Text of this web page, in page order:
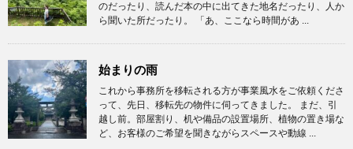
のだったり、読んだ本の中に出てきた地名だったり、人か
ら聞いた所だったり。 「あ、ここなら時間があ ...
始まりの雨
これから事務所を移転される方が事業風水をご依頼くださ
って、先日、移転先の物件に伺ってきました。 まだ、引
越し前。部屋割り、机や備品の設置場所、植物の置き場な
ど、お客様のご希望を聞きながらスペースや動線 ...